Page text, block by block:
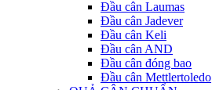
Đầu cân Laumas
Đầu cân Jadever
Đầu cân Keli
Đầu cân AND
Đầu cân đóng bao
Đầu cân Mettlertoledo